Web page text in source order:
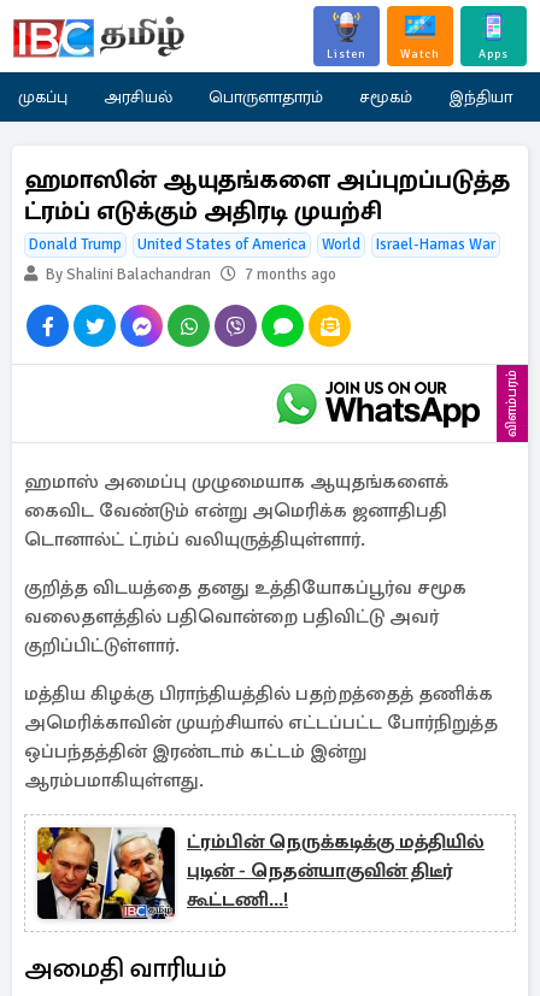
Listen Watch Apps
முகப்பு அரசியல் பொருளாதாரம் சமூகம் இந்தியா
ஹமாஸின் ஆயுதங்களை அப்புறப்படுத்த
ட்ரம்ப் எடுக்கும் அதிரடி முயற்சி
Donald Trump United States of America World
Israel-Hamas War
By Shalini Balachandran
7 months ago
விளம்பரம்
ஹமாஸ் அமைப்பு முழுமையாக ஆயுதங்களைக்
கைவிட வேண்டும் என்று அமெரிக்க ஜனாதிபதி
டொனால்ட் ட்ரம்ப் வலியுருத்தியுள்ளார்.
குறித்த விடயத்தை தனது உத்தியோகப்பூர்வ சமூக
வலைதளத்தில் பதிவொன்றை பதிவிட்டு அவர்
குறிப்பிட்டுள்ளார்.
மத்திய கிழக்கு பிராந்தியத்தில் பதற்றத்தைத் தணிக்க
அமெரிக்காவின் முயற்சியால் எட்டப்பட்ட போர்நிறுத்த
ஒப்பந்தத்தின் இரண்டாம் கட்டம் இன்று
ஆரம்பமாகியுள்ளது.
ட்ரம்பின் நெருக்கடிக்கு மத்தியில்
புடின் - நெதன்யாகுவின் திடீர்
கூட்டணி...!
அமைதி வாரியம்